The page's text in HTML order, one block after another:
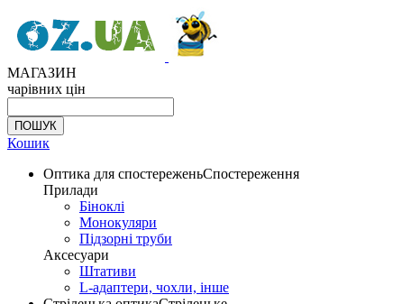
МАГАЗИН
чарівних цін
Кошик
Оптика для спостереженьСпостереження
Прилади
Біноклі
Монокуляри
Підзорні труби
Аксесуари
Штативи
L-адаптери, чохли, інше